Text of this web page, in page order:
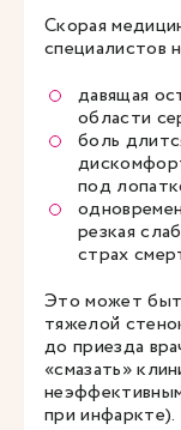
Скорая
специалистов
давящая
области
боль
под
резкая
страх
Это может
тяжелой
до приезда
«смазать»
при инфаркте).